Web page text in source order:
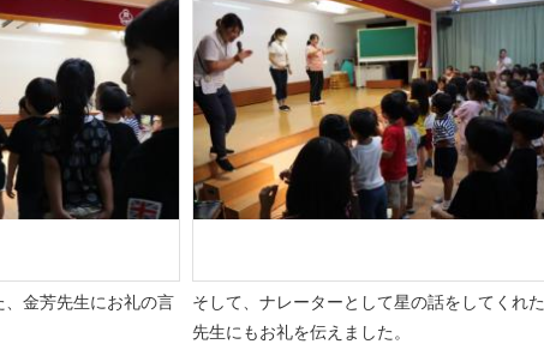
金芳先生にお礼の言
そして、ナレーターとして星の話をしてくれた
先生にもお礼を伝えました。